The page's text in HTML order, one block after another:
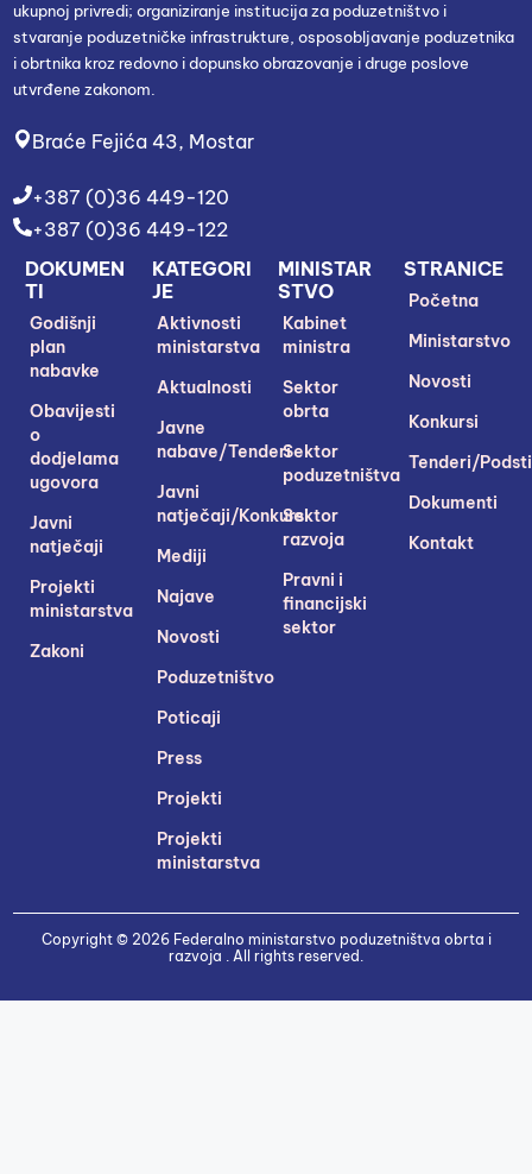
ukupnoj privredi; organiziranje institucija za poduzetništvo i
stvaranje poduzetničke infrastrukture, osposobljavanje poduzetnika
i obrtnika kroz redovno i dopunsko obrazovanje i druge poslove
utvrđene zakonom.
Braće Fejića 43, Mostar
+387 (0)36 449-120
+387 (0)36 449-122
STRANICE
Početna
Ministarstvo
Novosti
Konkursi
Tenderi/
Dokumenti
Kontakt
MINISTAR
STVO
Kabinet
ministra
Sektor
obrta
Sektor
poduzetništva
Sektor
razvoja
Pravni i
financijski
sektor
KATEGORI
JE
Aktivnosti
ministarstva
Aktualnosti
Javne
nabave/Tenderi
Javni
natječaji/Konkursi
Mediji
Najave
Novosti
Poduzetništvo
Poticaji
Press
Projekti
Projekti
ministarstva
DOKUMEN
TI
Godišnji
plan
nabavke
Obavijesti
o
dodjelama
ugovora
Javni
natječaji
Projekti
ministarstva
Zakoni
Copyright © 2026 Federalno ministarstvo poduzetništva obrta i
razvoja . All rights reserved.